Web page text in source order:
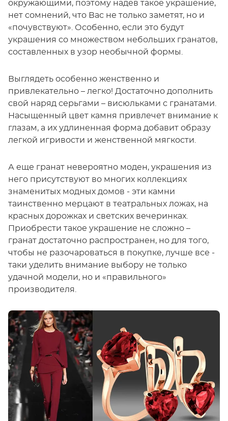
окружающими, поэтому надев такое украшение,
нет сомнений, что Вас не только заметят, но и
«почувствуют». Особенно, если это будут
украшения со множеством небольших гранатов,
составленных в узор необычной формы.
Выглядеть особенно женственно и
привлекательно – легко! Достаточно дополнить
свой наряд серьгами – висюльками с гранатами.
Насыщенный цвет камня привлечет внимание к
глазам, а их удлиненная форма добавит образу
легкой игривости и женственной мягкости.
А еще гранат невероятно моден, украшения из
него присутствуют во многих коллекциях
знаменитых модных домов - эти камни
таинственно мерцают в театральных ложах, на
красных дорожках и светских вечеринках.
Приобрести такое украшение не сложно –
гранат достаточно распространен, но для того,
чтобы не разочароваться в покупке, лучше все -
таки уделить внимание выбору не только
удачной модели, но и «правильного»
производителя.